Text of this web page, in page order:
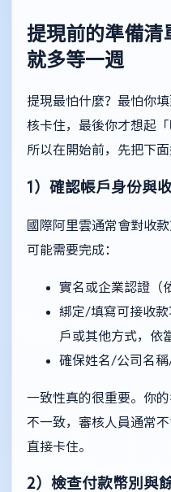
提現前的準備清
就多等一週
提現最怕什麼？最怕你
核卡住，最後你才想起
所以在開始前，先把下面
1）確認帳戶身份與
國際阿里雲通常會對收
可能需要完成：
實名或企業認證（
綁定/填寫可接收
戶或其他方式，依
確保姓名/公司名
一致性真的很重要。你
不一致，審核人員通常
直接卡住。
2）檢查付款幣別與